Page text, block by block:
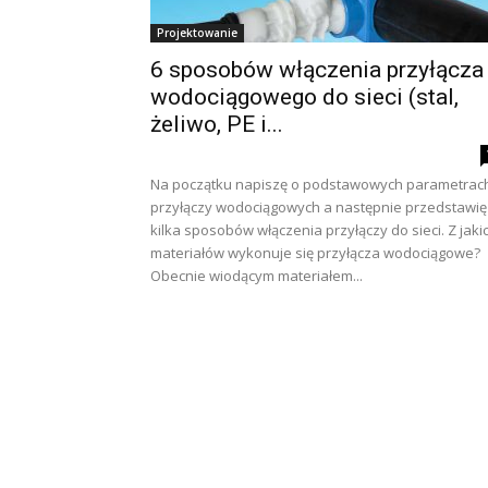
Projektowanie
6 sposobów włączenia przyłącza
wodociągowego do sieci (stal,
żeliwo, PE i...
Na początku napiszę o podstawowych
przyłączy wodociągowych a następnie przedstawię
kilka sposobów włączenia przyłączy do sieci. Z
materiałów wykonuje się przyłącza wodociągowe?
Obecnie wiodącym materiałem...